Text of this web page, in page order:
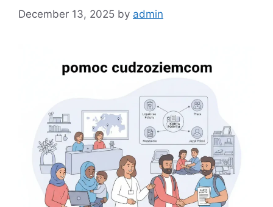
December 13, 2025 by admin